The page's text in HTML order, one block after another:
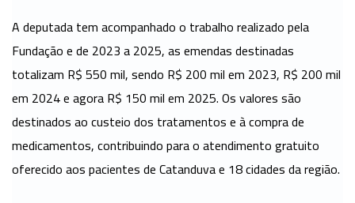
A deputada tem acompanhado o trabalho realizado pela
Fundação e de 2023 a 2025, as emendas destinadas
totalizam R$ 550 mil, sendo R$ 200 mil em 2023, R$ 200 mil
em 2024 e agora R$ 150 mil em 2025. Os valores são
destinados ao custeio dos tratamentos e à compra de
medicamentos, contribuindo para o atendimento gratuito
oferecido aos pacientes de Catanduva e 18 cidades da região.